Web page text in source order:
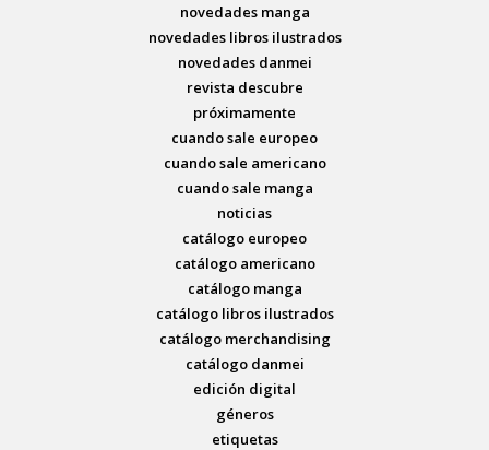
novedades manga
novedades libros ilustrados
novedades danmei
revista descubre
próximamente
cuando sale europeo
cuando sale americano
cuando sale manga
noticias
catálogo europeo
catálogo americano
catálogo manga
catálogo libros ilustrados
catálogo merchandising
catálogo danmei
edición digital
géneros
etiquetas